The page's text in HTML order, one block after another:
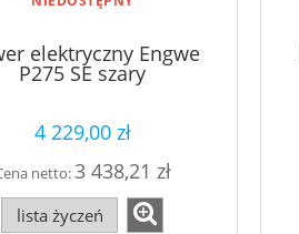
elektryczny Engwe
P275 SE szary
4 229,00 zł
netto:3 438,21 zł
lista życzeń